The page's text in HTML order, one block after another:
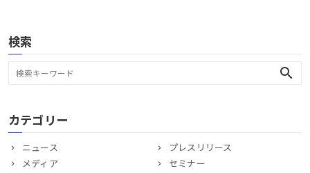
検索
search
カテゴリー
ニュース
プレスリリース
メディア
セミナー